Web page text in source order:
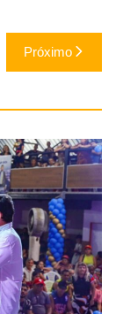
Próximo